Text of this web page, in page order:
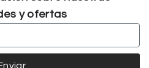
y ofertas